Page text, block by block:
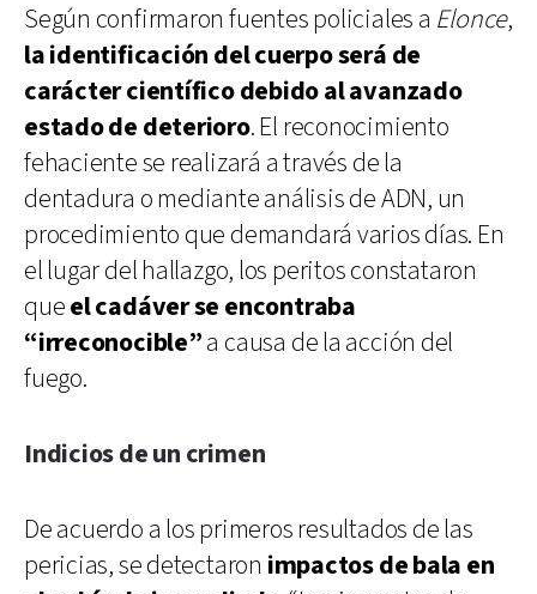
Según confirmaron fuentes policiales a Elonce,
la identificación del cuerpo será de
carácter científico debido al avanzado
estado de deterioro. El reconocimiento
fehaciente se realizará a través de la
dentadura o mediante análisis de ADN, un
procedimiento que demandará varios días. En
el lugar del hallazgo, los peritos constataron
queel cadáver se encontraba
“irreconocible”a causa de la acción del
fuego.
Indicios de un crimen
De acuerdo a los primeros resultados de las
pericias, se detectaron impactos de bala en